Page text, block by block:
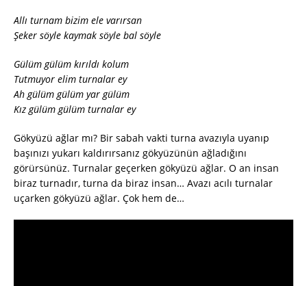
Allı turnam bizim ele varırsan
Şeker söyle kaymak söyle bal söyle
Gülüm gülüm kırıldı kolum
Tutmuyor elim turnalar ey
Ah gülüm gülüm yar gülüm
Kız gülüm gülüm turnalar ey
Gökyüzü ağlar mı? Bir sabah vakti turna avazıyla uyanıp
başınızı yukarı kaldırırsanız gökyüzünün ağladığını
görürsünüz. Turnalar geçerken gökyüzü ağlar. O an insan
biraz turnadır, turna da biraz insan… Avazı acılı turnalar
uçarken gökyüzü ağlar. Çok hem de…